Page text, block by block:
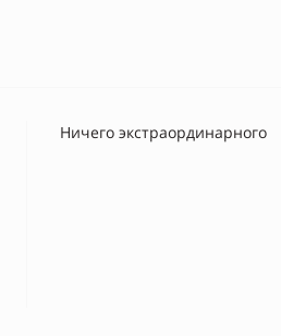
Ничего экстраординарного